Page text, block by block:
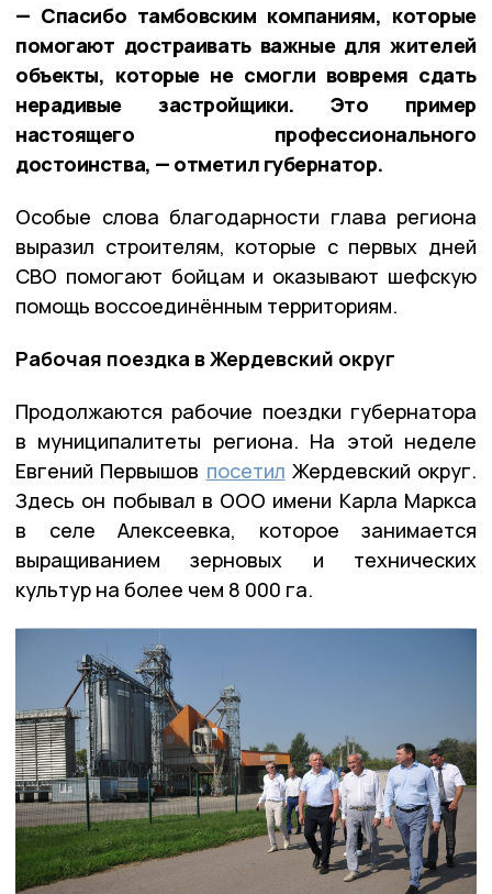
— Спасибо тамбовским компаниям, которые
помогают достраивать важные для жителей
объекты, которые не смогли вовремя сдать
нерадивые застройщики. Это пример
настоящего профессионального
достоинства, — отметил губернатор.
Особые слова благодарности глава региона
выразил строителям, которые с первых дней
СВО помогают бойцам и оказывают шефскую
помощь воссоединённым территориям.
Рабочая поездка в Жердевский округ
Продолжаются рабочие поездки губернатора
в муниципалитеты региона. На этой неделе
Евгений Первышов посетил Жердевский округ.
Здесь он побывал в ООО имени Карла Маркса
в селе Алексеевка, которое занимается
выращиванием зерновых и технических
культур на более чем 8 000 га.